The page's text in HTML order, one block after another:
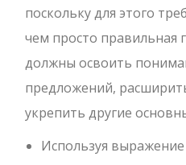
поскольку для этого
чем просто правильная
должны освоить
предложений,
укрепить другие
Используя